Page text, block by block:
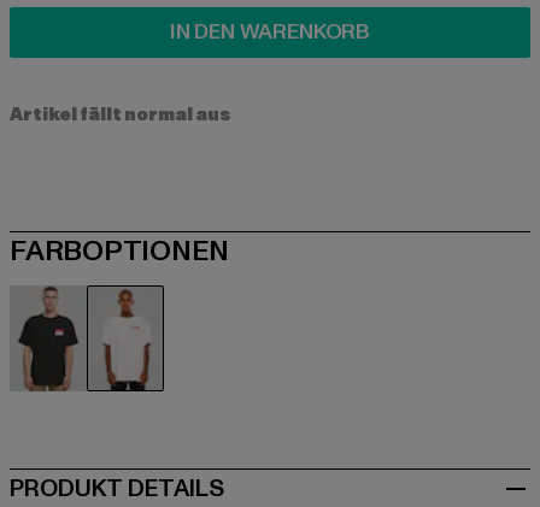
IN DEN WARENKORB
Artikel fällt normal aus
FARBOPTIONEN
PRODUKT DETAILS